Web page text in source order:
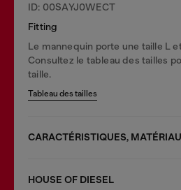
ID: 00SAYJ0WECT
Fitting
Le mannequin porte une taille L
Consultez le tableau des tailles
taille.
Tableau des tailles
CARACTÉRISTIQUES,
HOUSE OF DIESEL